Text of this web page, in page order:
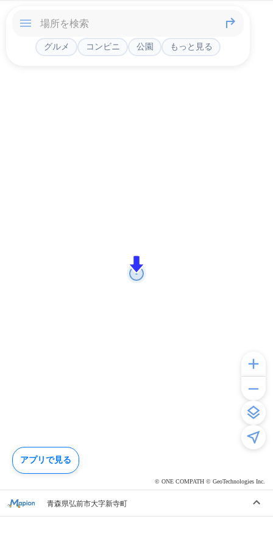
© ONE COMPATH © GeoTechnologies Inc.
グルメ コンビニ 公園 もっと見る
青森県弘前市大字新寺町
アプリで見る